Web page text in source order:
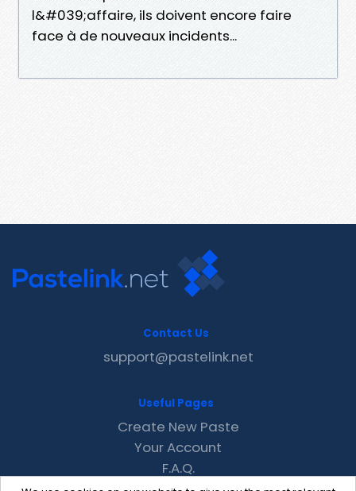
l&#039;affaire, ils doivent encore faire
face à de nouveaux incidents...
Contact Us
support@pastelink.net
Useful Pages
Create New Paste
Your Account
F.A.Q.